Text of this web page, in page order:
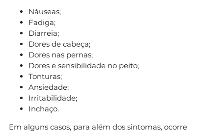
Náuseas;
Fadiga;
Diarreia;
Dores de cabeça;
Dores nas pernas;
Dores e sensibilidade no peito;
Tonturas;
Ansiedade;
Irritabilidade;
Inchaço.
Em alguns casos, para além dos sintomas, ocorre